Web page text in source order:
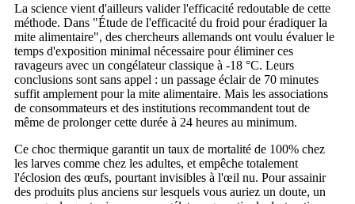
La science vient d'ailleurs valider l'efficacité redoutable de cette
méthode. Dans "Étude de l'efficacité du froid pour éradiquer la
mite alimentaire", des chercheurs allemands ont voulu évaluer le
temps d'exposition minimal nécessaire pour éliminer ces
ravageurs avec un congélateur classique à -18 °C. Leurs
conclusions sont sans appel : un passage éclair de 70 minutes
suffit amplement pour la mite alimentaire. Mais les associations
de consommateurs et des institutions recommandent tout de
même de prolonger cette durée à 24 heures au minimum.
Ce choc thermique garantit un taux de mortalité de 100% chez
les larves comme chez les adultes, et empêche totalement
l'éclosion des œufs, pourtant invisibles à l'œil nu. Pour assainir
des produits plus anciens sur lesquels vous auriez un doute, un